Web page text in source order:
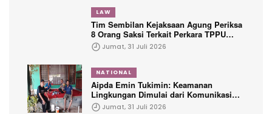
LAW
Tim Sembilan Kejaksaan Agung Periksa
8 Orang Saksi Terkait Perkara TPPU
Tersangka FA
Jumat, 31 Juli 2026
NATIONAL
Aipda Emin Tukimin: Keamanan
Lingkungan Dimulai dari Komunikasi
dengan Warga
Jumat, 31 Juli 2026